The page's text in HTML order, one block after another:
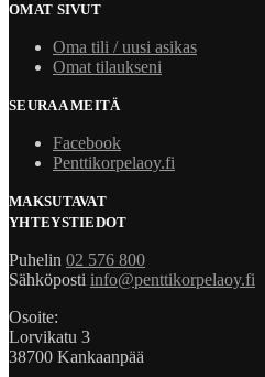
OMAT SIVUT
Oma tili / uusi asikas
Omat tilaukseni
SEURAA MEITÄ
Facebook
Penttikorpelaoy.fi
MAKSUTAVAT
YHTEYSTIEDOT
Puhelin 02 576 800
Sähköposti info@penttikorpelaoy.fi
Osoite:
Lorvikatu 3
38700 Kankaanpää